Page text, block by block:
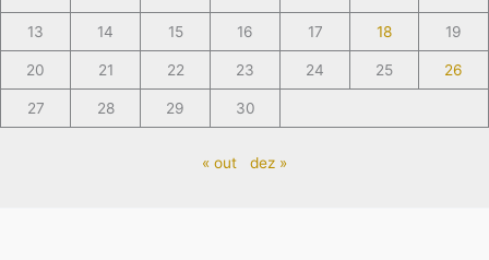
13 14 15 16 17 18 19
20 21 22 23 24 25 26
27 28 29 30
« out dez »